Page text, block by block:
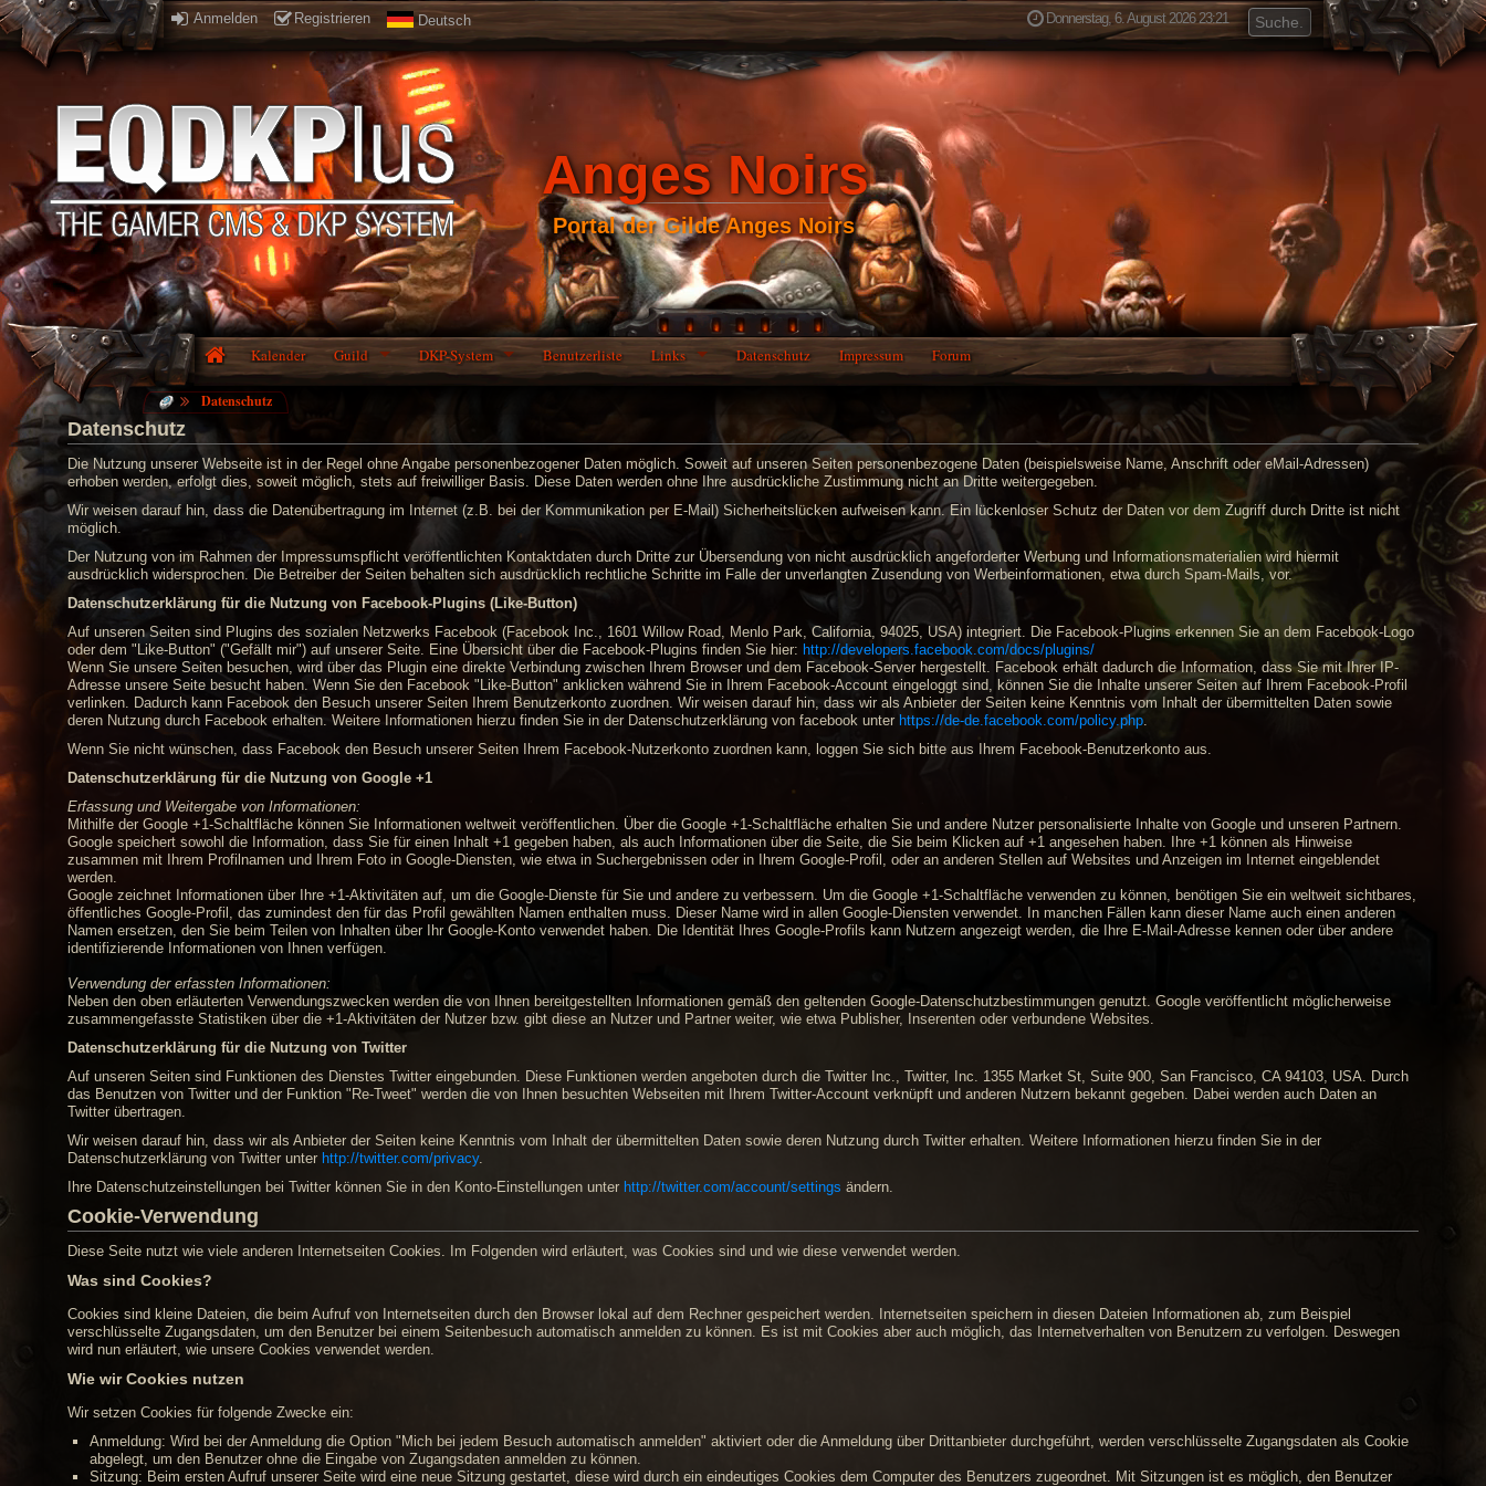
Anmelden Registrieren Deutsch Donnerstag, 6. August 2026 23:21
Anges Noirs
Portal der Gilde Anges Noirs
Kalender Guild DKP-System Benutzerliste Links Datenschutz Impressum Forum
Datenschutz
Datenschutz
Die Nutzung unserer Webseite ist in der Regel ohne Angabe personenbezogener Daten möglich. Soweit auf unseren Seiten personenbezogene Daten (beispielsweise Name, Anschrift oder eMail-Adressen)
erhoben werden, erfolgt dies, soweit möglich, stets auf freiwilliger Basis. Diese Daten werden ohne Ihre ausdrückliche Zustimmung nicht an Dritte weitergegeben.
Wir weisen darauf hin, dass die Datenübertragung im Internet (z.B. bei der Kommunikation per E-Mail) Sicherheitslücken aufweisen kann. Ein lückenloser Schutz der Daten vor dem Zugriff durch Dritte ist nicht
möglich.
Der Nutzung von im Rahmen der Impressumspflicht veröffentlichten Kontaktdaten durch Dritte zur Übersendung von nicht ausdrücklich angeforderter Werbung und Informationsmaterialien wird hiermit
ausdrücklich widersprochen. Die Betreiber der Seiten behalten sich ausdrücklich rechtliche Schritte im Falle der unverlangten Zusendung von Werbeinformationen, etwa durch Spam-Mails, vor.
Datenschutzerklärung für die Nutzung von Facebook-Plugins (Like-Button)
Auf unseren Seiten sind Plugins des sozialen Netzwerks Facebook (Facebook Inc., 1601 Willow Road, Menlo Park, California, 94025, USA) integriert. Die Facebook-Plugins erkennen Sie an dem Facebook-Logo
oder dem "Like-Button" ("Gefällt mir") auf unserer Seite. Eine Übersicht über die Facebook-Plugins finden Sie hier: http://developers.facebook.com/docs/plugins/
Wenn Sie unsere Seiten besuchen, wird über das Plugin eine direkte Verbindung zwischen Ihrem Browser und dem Facebook-Server hergestellt. Facebook erhält dadurch die Information, dass Sie mit Ihrer IP-
Adresse unsere Seite besucht haben. Wenn Sie den Facebook "Like-Button" anklicken während Sie in Ihrem Facebook-Account eingeloggt sind, können Sie die Inhalte unserer Seiten auf Ihrem Facebook-Profil
verlinken. Dadurch kann Facebook den Besuch unserer Seiten Ihrem Benutzerkonto zuordnen. Wir weisen darauf hin, dass wir als Anbieter der Seiten keine Kenntnis vom Inhalt der übermittelten Daten sowie
deren Nutzung durch Facebook erhalten. Weitere Informationen hierzu finden Sie in der Datenschutzerklärung von facebook unter https://de-de.facebook.com/policy.php.
Wenn Sie nicht wünschen, dass Facebook den Besuch unserer Seiten Ihrem Facebook-Nutzerkonto zuordnen kann, loggen Sie sich bitte aus Ihrem Facebook-Benutzerkonto aus.
Datenschutzerklärung für die Nutzung von Google +1
Erfassung und Weitergabe von Informationen:
Mithilfe der Google +1-Schaltfläche können Sie Informationen weltweit veröffentlichen. Über die Google +1-Schaltfläche erhalten Sie und andere Nutzer personalisierte Inhalte von Google und unseren Partnern.
Google speichert sowohl die Information, dass Sie für einen Inhalt +1 gegeben haben, als auch Informationen über die Seite, die Sie beim Klicken auf +1 angesehen haben. Ihre +1 können als Hinweise
zusammen mit Ihrem Profilnamen und Ihrem Foto in Google-Diensten, wie etwa in Suchergebnissen oder in Ihrem Google-Profil, oder an anderen Stellen auf Websites und Anzeigen im Internet eingeblendet
werden.
Google zeichnet Informationen über Ihre +1-Aktivitäten auf, um die Google-Dienste für Sie und andere zu verbessern. Um die Google +1-Schaltfläche verwenden zu können, benötigen Sie ein weltweit sichtbares,
öffentliches Google-Profil, das zumindest den für das Profil gewählten Namen enthalten muss. Dieser Name wird in allen Google-Diensten verwendet. In manchen Fällen kann dieser Name auch einen anderen
Namen ersetzen, den Sie beim Teilen von Inhalten über Ihr Google-Konto verwendet haben. Die Identität Ihres Google-Profils kann Nutzern angezeigt werden, die Ihre E-Mail-Adresse kennen oder über andere
identifizierende Informationen von Ihnen verfügen.
Verwendung der erfassten Informationen:
Neben den oben erläuterten Verwendungszwecken werden die von Ihnen bereitgestellten Informationen gemäß den geltenden Google-Datenschutzbestimmungen genutzt. Google veröffentlicht möglicherweise
zusammengefasste Statistiken über die +1-Aktivitäten der Nutzer bzw. gibt diese an Nutzer und Partner weiter, wie etwa Publisher, Inserenten oder verbundene Websites.
Datenschutzerklärung für die Nutzung von Twitter
Auf unseren Seiten sind Funktionen des Dienstes Twitter eingebunden. Diese Funktionen werden angeboten durch die Twitter Inc., Twitter, Inc. 1355 Market St, Suite 900, San Francisco, CA 94103, USA. Durch
das Benutzen von Twitter und der Funktion "Re-Tweet" werden die von Ihnen besuchten Webseiten mit Ihrem Twitter-Account verknüpft und anderen Nutzern bekannt gegeben. Dabei werden auch Daten an
Twitter übertragen.
Wir weisen darauf hin, dass wir als Anbieter der Seiten keine Kenntnis vom Inhalt der übermittelten Daten sowie deren Nutzung durch Twitter erhalten. Weitere Informationen hierzu finden Sie in der
Datenschutzerklärung von Twitter unter http://twitter.com/privacy.
Ihre Datenschutzeinstellungen bei Twitter können Sie in den Konto-Einstellungen unter http://twitter.com/account/settings ändern.
Cookie-Verwendung
Diese Seite nutzt wie viele anderen Internetseiten Cookies. Im Folgenden wird erläutert, was Cookies sind und wie diese verwendet werden.
Was sind Cookies?
Cookies sind kleine Dateien, die beim Aufruf von Internetseiten durch den Browser lokal auf dem Rechner gespeichert werden. Internetseiten speichern in diesen Dateien Informationen ab, zum Beispiel
verschlüsselte Zugangsdaten, um den Benutzer bei einem Seitenbesuch automatisch anmelden zu können. Es ist mit Cookies aber auch möglich, das Internetverhalten von Benutzern zu verfolgen. Deswegen
wird nun erläutert, wie unsere Cookies verwendet werden.
Wie wir Cookies nutzen
Wir setzen Cookies für folgende Zwecke ein:
Anmeldung: Wird bei der Anmeldung die Option "Mich bei jedem Besuch automatisch anmelden" aktiviert oder die Anmeldung über Drittanbieter durchgeführt, werden verschlüsselte Zugangsdaten als Cookie
abgelegt, um den Benutzer ohne die Eingabe von Zugangsdaten anmelden zu können.
Sitzung: Beim ersten Aufruf unserer Seite wird eine neue Sitzung gestartet, diese wird durch ein eindeutiges Cookies dem Computer des Benutzers zugeordnet. Mit Sitzungen ist es möglich, den Benutzer